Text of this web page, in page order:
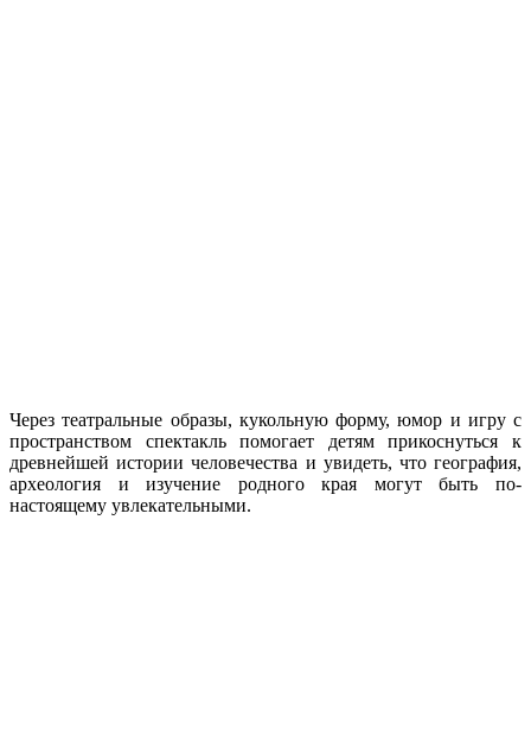
Через театральные образы, кукольную форму, юмор и игру с
пространством спектакль помогает детям прикоснуться к
древнейшей истории человечества и увидеть, что география,
археология и изучение родного края могут быть по-
настоящему увлекательными.